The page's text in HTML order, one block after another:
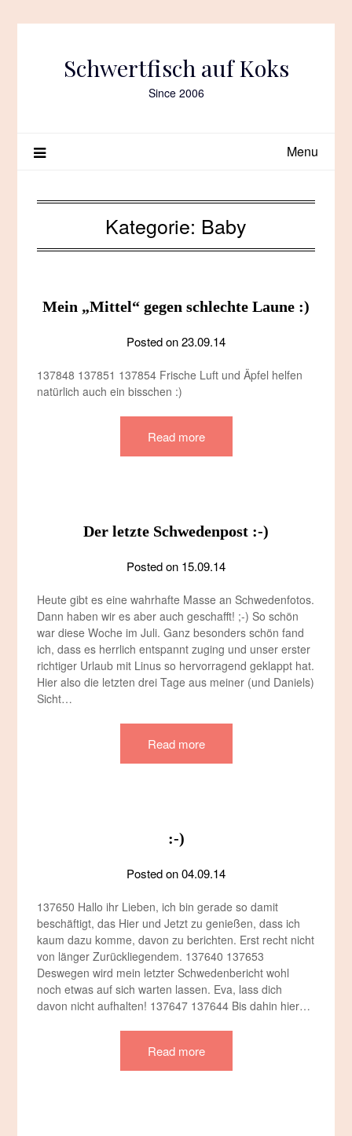
Schwertfisch auf Koks
Since 2006
Menu
Kategorie: Baby
Mein „Mittel“ gegen schlechte Laune :)
Posted on23.09.14
137848 137851 137854 Frische Luft und Äpfel helfen
natürlich auch ein bisschen :)
Read more
Der letzte Schwedenpost :-)
Posted on 15.09.14
Heute gibt es eine wahrhafte Masse an Schwedenfotos.
Dann haben wir es aber auch geschafft! ;-) So schön
war diese Woche im Juli. Ganz besonders schön fand
ich, dass es herrlich entspannt zuging und unser erster
richtiger Urlaub mit Linus so hervorragend geklappt hat.
Hier also die letzten drei Tage aus meiner (und Daniels)
Sicht…
Read more
:-)
Posted on04.09.14
137650 Hallo ihr Lieben, ich bin gerade so damit
beschäftigt, das Hier und Jetzt zu genießen, dass ich
kaum dazu komme, davon zu berichten. Erst recht nicht
von länger Zurückliegendem. 137640 137653
Deswegen wird mein letzter Schwedenbericht wohl
noch etwas auf sich warten lassen. Eva, lass dich
davon nicht aufhalten! 137647 137644 Bis dahin hier…
Read more